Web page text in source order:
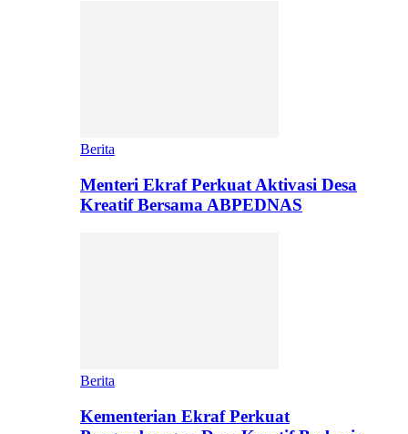
Berita
Menteri Ekraf Perkuat Aktivasi Desa
Kreatif Bersama ABPEDNAS
Berita
Kementerian Ekraf Perkuat